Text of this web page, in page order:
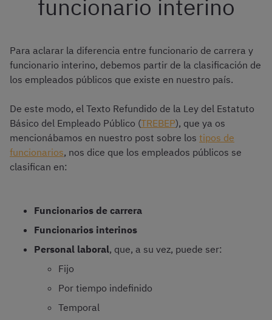
funcionario interino
Para aclarar la diferencia entre funcionario de carrera y
funcionario interino, debemos partir de la clasificación de
los empleados públicos que existe en nuestro país.
De este modo, el Texto Refundido de la Ley del Estatuto
Básico del Empleado Público (TREBEP), que ya os
mencionábamos en nuestro post sobre los tipos de
funcionarios, nos dice que los empleados públicos se
clasifican en:
Funcionarios de carrera
Funcionarios interinos
Personal laboral, que, a su vez, puede ser:
Fijo
Por tiempo indefinido
Temporal